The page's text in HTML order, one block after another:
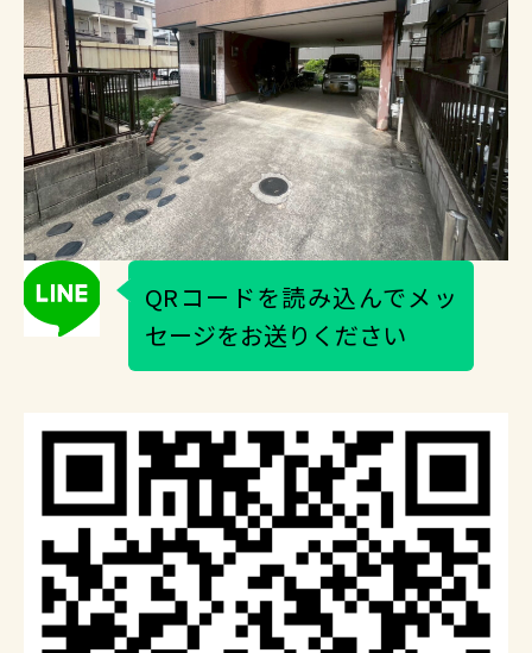
QRコードを読み込んでメッ
セージをお送りください